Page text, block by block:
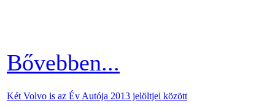
Bővebben...
Két Volvo is az Év Autója 2013 jelöltjei között